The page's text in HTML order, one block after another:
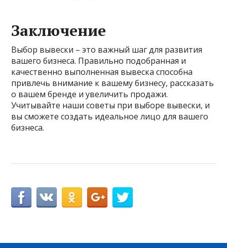
Заключение
Выбор вывески – это важный шаг для развития
вашего бизнеса. Правильно подобранная и
качественно выполненная вывеска способна
привлечь внимание к вашему бизнесу, рассказать
о вашем бренде и увеличить продажи.
Учитывайте наши советы при выборе вывески, и
вы сможете создать идеальное лицо для вашего
бизнеса.